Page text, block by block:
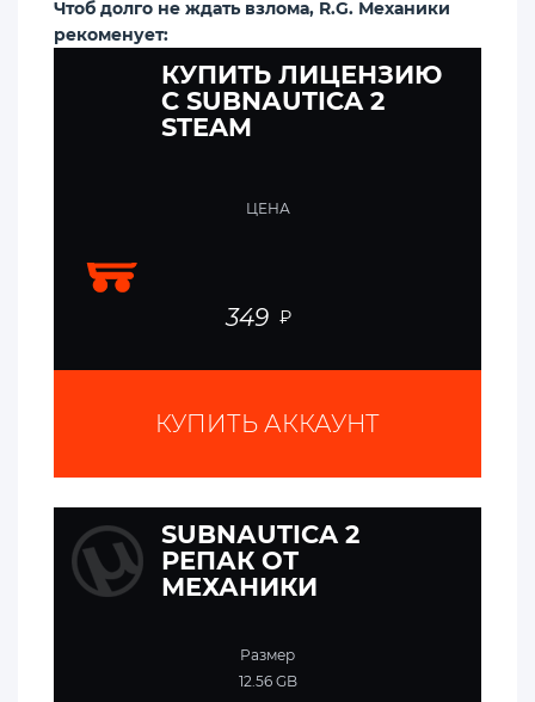
Чтоб долго не ждать взлома, R.G. Механики
рекоменует:
КУПИТЬ ЛИЦЕНЗИЮ
C SUBNАUTICA 2
STEAM
ЦЕНА
349 ₽
КУПИТЬ АККАУНТ
SUBNАUTICA 2
РЕПАК ОТ
МЕХАНИКИ
Размер
12.56 GB